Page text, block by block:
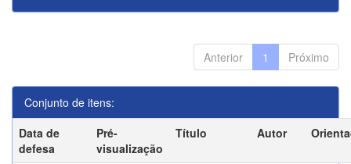
Anterior 1 Próximo
Conjunto de itens:
Data de
defesa
Pré-
visualização
Título Autor